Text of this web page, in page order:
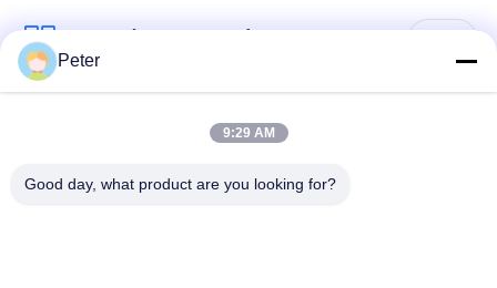
Λαϊκή κατηγορία
Εσωτερική οθόνη
Peter
9:29 AM
Good day, what product are you looking for?